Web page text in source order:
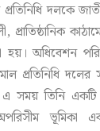
দলকে
হয়। অধিবেশন
প্রতিনিধি
এ সময় তিনি একটি
ভূমিকা